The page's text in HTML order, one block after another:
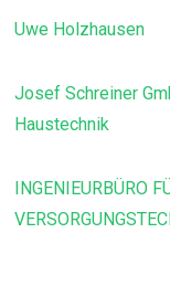
Uwe Holzhausen
Josef Schreiner
Haustechnik
INGENIEURBÜRO